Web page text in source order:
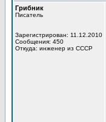
Грибник
Писатель
Зарегистрирован: 11.12.2010
Сообщения: 450
Откуда: инженер из СССР